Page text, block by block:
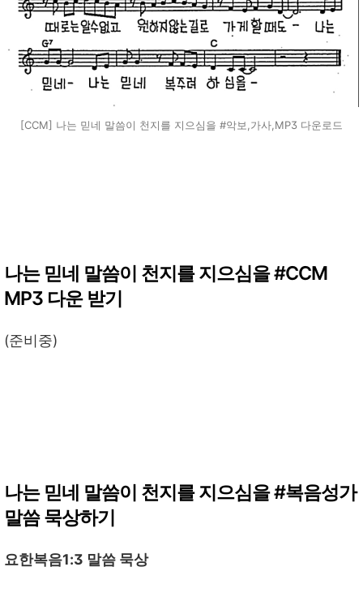
[CCM] 나는 믿네 말씀이 천지를 지으심을 #악보,가사,MP3 다운로드
나는 믿네 말씀이 천지를 지으심을 #CCM
MP3 다운 받기
(준비중)
나는 믿네 말씀이 천지를 지으심을 #복음성가
말씀 묵상하기
요한복음1:3 말씀 묵상